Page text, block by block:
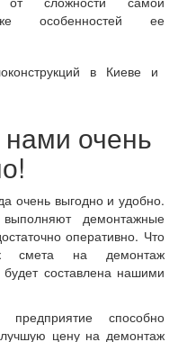
особенностей ее
очень
очень выгодно и удобно.
демонтажные
оперативно. Что
смета на демонтаж
будет составлена нашими
способно
цену на демонтаж